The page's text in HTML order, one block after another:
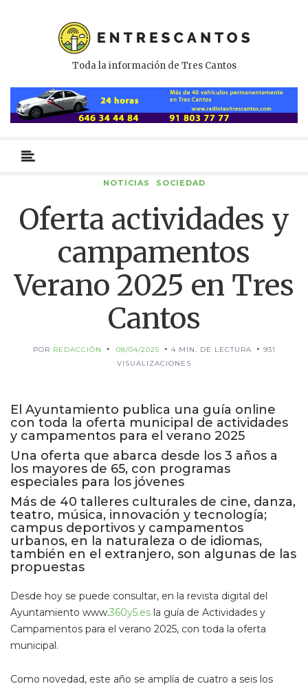
Toda la información de Tres Cantos
primario
NOTICIAS SOCIEDAD
Oferta actividades y
campamentos
Verano 2025 en Tres
Cantos
POR REDACCIÓN 08/04/2025 4 MIN. DE LECTURA
931
VISUALIZACIONES
El Ayuntamiento publica una guía online
con toda la oferta municipal de actividades
y campamentos para el verano 2025
Una oferta que abarca desde los 3 años a
los mayores de 65, con programas
especiales para los jóvenes
Más de 40 talleres culturales de cine, danza,
teatro, música, innovación y tecnología;
campus deportivos y campamentos
urbanos, en la naturaleza o de idiomas,
también en el extranjero, son algunas de las
propuestas
Desde hoy se puede consultar, en la revista digital del
Ayuntamiento www.360y5.es la guía de Actividades y
Campamentos para el verano 2025, con toda la oferta
municipal.
Como novedad, este año se amplía de cuatro a seis los